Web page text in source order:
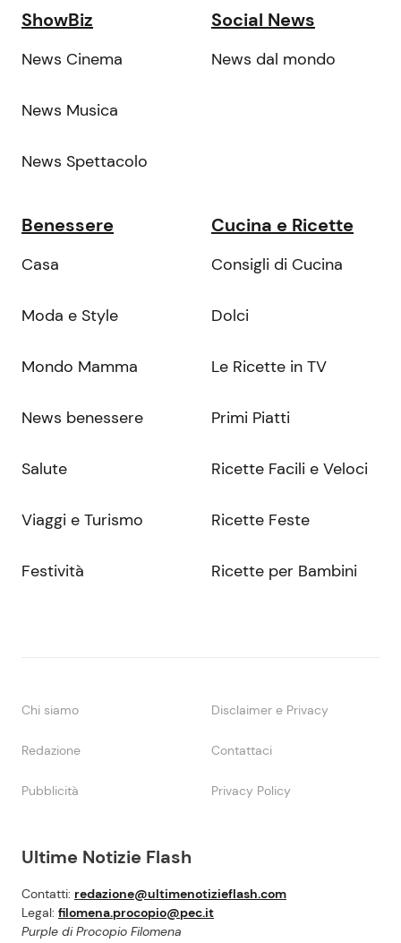
Ultime Notizie Flash
Contatti: redazione@ultimenotizieflash.com
Legal: filomena.procopio@pec.it
Purple di Procopio Filomena
ShowBiz
News Cinema
News Musica
News Spettacolo
Social News
News dal mondo
Benessere
Casa
Moda e Style
Mondo Mamma
News benessere
Salute
Viaggi e Turismo
Festività
Cucina e Ricette
Consigli di Cucina
Dolci
Le Ricette in TV
Primi Piatti
Ricette Facili e Veloci
Ricette Feste
Ricette per Bambini
Chi siamo Disclaimer e Privacy
Redazione Contattaci
Pubblicità Privacy Policy